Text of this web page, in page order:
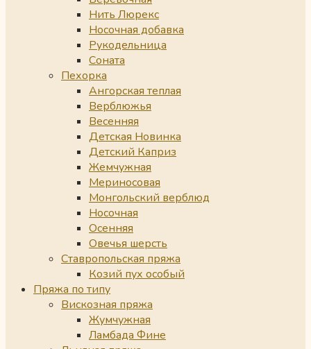
Нить Люрекс
Носочная добавка
Рукодельница
Соната
Пехорка
Ангорская теплая
Верблюжья
Весенняя
Детская Новинка
Детский Каприз
Жемчужная
Мериносовая
Монгольский верблюд
Носочная
Осенняя
Овечья шерсть
Ставропольская пряжа
Козий пух особый
Пряжа по типу
Вискозная пряжа
Жумчужная
Ламбада Фине